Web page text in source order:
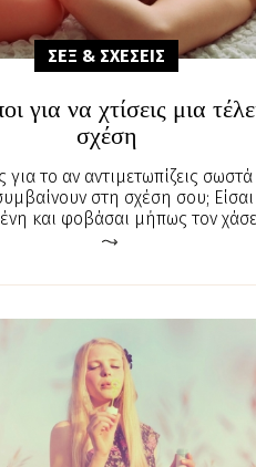
ΣΕΞ & ΣΧΕΣΕΙΣ
για να χτίσεις μια
σχέση
για το αν αντιμετωπίζεις
στη σχέση σου; Είσαι
και φοβάσαι μήπως τον